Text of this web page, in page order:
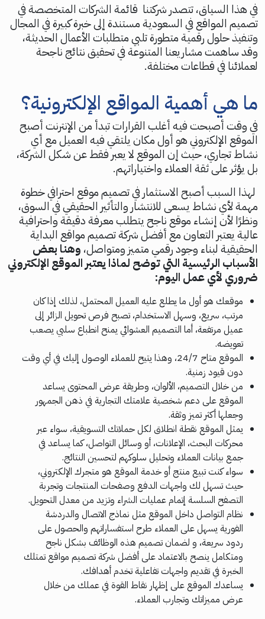
في هذا السياق، تتصدر شركتنا قائمة الشركات المتخصصة في
تصميم المواقع في السعودية مستندة إلى خبرة كبيرة في المجال
وتنفيذ حلول رقمية متطورة تلبي متطلبات الأعمال الحديثة،
وقد ساهمت مشاريعنا المتنوعة في تحقيق نتائج ناجحة
لعملائنا في قطاعات مختلفة.
ما هي أهمية المواقع الإلكترونية؟
في وقت أصبحت فيه أغلب القرارات تبدأ من الإنترنت أصبح
الموقع الإلكتروني هو أول مكان يلتقي فيه العميل مع أي
نشاط تجاري، حيث إن الموقع لا يعبر فقط عن شكل الشركة،
بل يؤثر على ثقة العملاء واختياراتهم.
لهذا السبب أصبح الاستثمار في تصميم موقع احترافي خطوة
مهمة لأي نشاط يسعى للانتشار والتأثير الحقيقي في السوق،
ونظرًا لأن إنشاء موقع ناجح يتطلب معرفة دقيقة واحترافية
عالية يعتبر التعاون مع أفضل شركة تصميم مواقع البداية
الحقيقية لبناء وجود رقمي متميز ومتواصل، وهنا بعض
الأسباب الرئيسية التي توضح لماذا يعتبر الموقع الإلكتروني
ضروري لأي عمل اليوم:
موقعك هو أول ما يطلع عليه العميل المحتمل، لذلك إذا كان
مرتب، سريع، وسهل الاستخدام، تصبح فرص تحويل الزائر إلى
عميل مرتفعة، أما التصميم العشوائي يمنح انطباع سلبي يصعب
تعويضه.
الموقع متاح 24/7، وهذا يتيح للعملاء الوصول إليك في أي وقت
دون قيود زمنية.
من خلال التصميم، الألوان، وطريقة عرض المحتوى يساعد
الموقع على دعم شخصية علامتك التجارية في ذهن الجمهور
وجعلها أكثر تميز وثقة.
يمثل الموقع نقطة انطلاق لكل حملاتك التسويقية، سواء عبر
محركات البحث، الإعلانات، أو وسائل التواصل، كما يساعد في
جمع بيانات العملاء وتحليل سلوكهم لتحسين النتائج.
سواء كنت تبيع منتج أو خدمة الموقع هو متجرك الإلكتروني،
حيث تسهل لك واجهات الدفع وصفحات المنتجات وتجربة
التصفح السلسة إتمام عمليات الشراء وتزيد من معدل التحويل.
نظام التواصل داخل الموقع مثل نماذج الاتصال والدردشة
الفورية يسهل على العملاء طرح استفساراتهم والحصول على
ردود سريعة، و لضمان تصميم هذه الوظائف بشكل ناجح
ومتكامل ينصح بالاعتماد على أفضل شركة تصميم مواقع تمتلك
الخبرة في تقديم واجهات تفاعلية تخدم أهدافك.
يساعدك الموقع على إظهار نقاط القوة في عملك من خلال
عرض مميزاتك وتجارب العملاء.